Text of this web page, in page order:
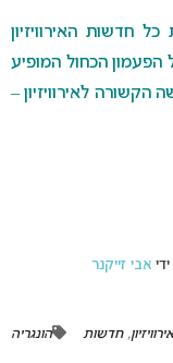
חדשות האירוויזיון
הפעמון הכחול המופיע
לאירוויזיון –
אבי זייקנר
,חדשות הונגריה